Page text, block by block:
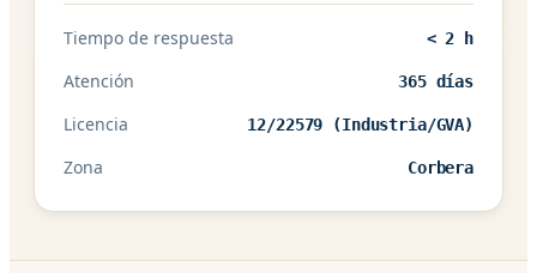
Tiempo de respuesta < 2 h
Atención 365 días
Licencia 12/22579 (Industria/GVA)
Zona Corbera